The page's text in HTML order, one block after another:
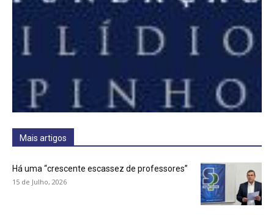
Mais artigos
Há uma “crescente escassez de professores”
15 de Julho, 2026